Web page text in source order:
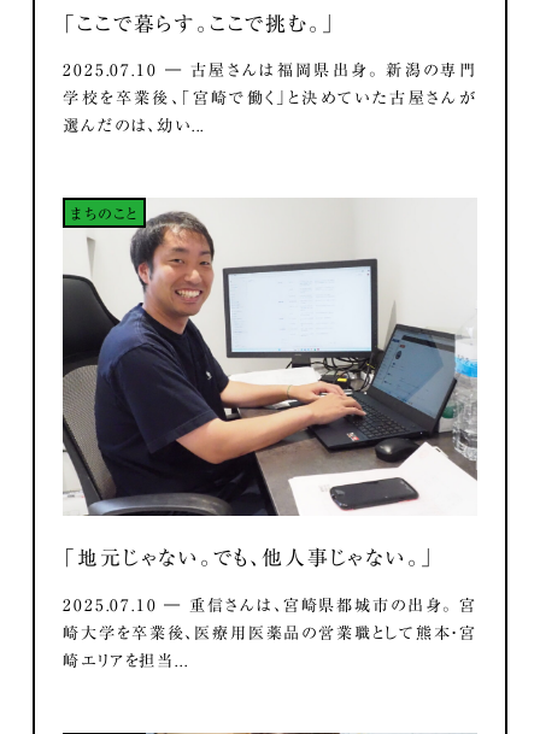
「ここで暮らす。ここで挑む。」
2025.07.10 ― 古屋さんは福岡県出身。 新潟の専門
学校を卒業後、「宮崎で働く」と決めていた古屋さんが
選んだのは、幼い...
まちのこと
「地元じゃない。でも、他人事じゃない。」
2025.07.10 ― 重信さんは、宮崎県都城市の出身。 宮
崎大学を卒業後、医療用医薬品の営業職として熊本・宮
崎エリアを担当...